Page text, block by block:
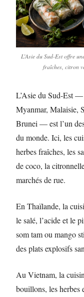
L’Asie du Sud-Est offre
fraîches, citron
L’Asie du Sud-Est
Myanmar, Malaisie,
Brunei — est l’un
du monde. Ici, les
herbes fraîches, les
de coco, la
marchés de rue.
En Thaïlande, la
le salé, l’acide et le
som tam ou mango
des plats explosifs
Au Vietnam, la
bouillons, les herbes